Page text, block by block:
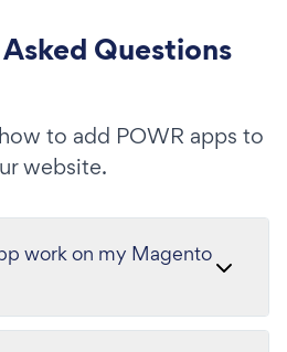
Questions
to add POWR apps to
website.
work on my Magento